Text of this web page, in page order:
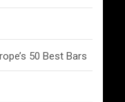
50 Best Bars